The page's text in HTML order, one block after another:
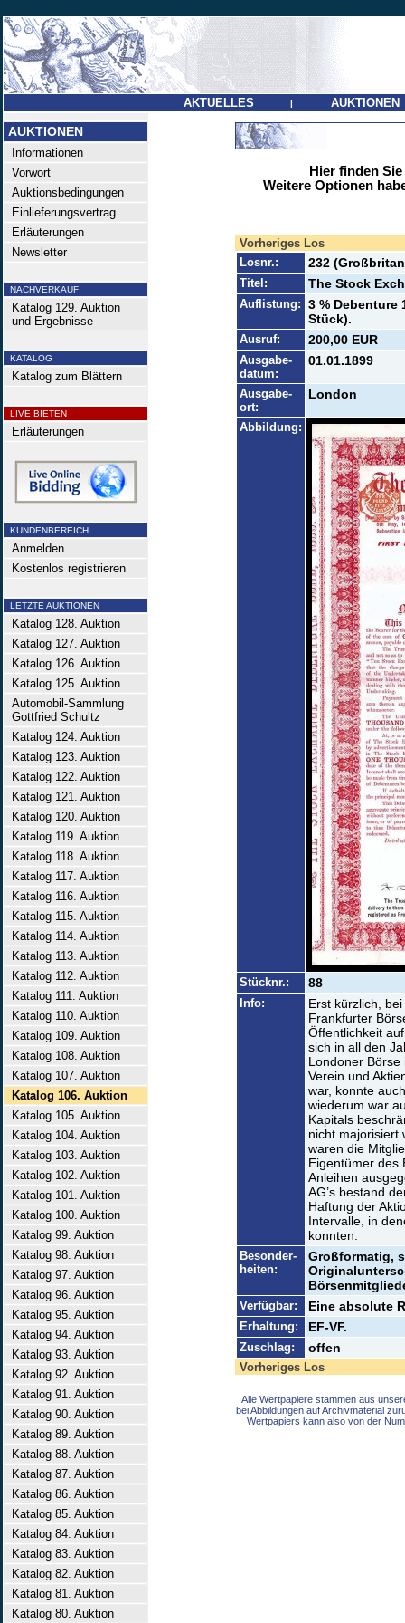
AKTUELLES | AUKTIONEN
AUKTIONEN
Informationen
Vorwort
Auktionsbedingungen
Einlieferungsvertrag
Erläuterungen
Newsletter
NACHVERKAUF
Katalog 129. Auktion
und Ergebnisse
KATALOG
Katalog zum Blättern
LIVE BIETEN
Erläuterungen
KUNDENBEREICH
Anmelden
Kostenlos registrieren
LETZTE AUKTIONEN
Katalog 128. Auktion
Katalog 127. Auktion
Katalog 126. Auktion
Katalog 125. Auktion
Automobil-Sammlung
Gottfried Schultz
Katalog 124. Auktion
Katalog 123. Auktion
Katalog 122. Auktion
Katalog 121. Auktion
Katalog 120. Auktion
Katalog 119. Auktion
Katalog 118. Auktion
Katalog 117. Auktion
Katalog 116. Auktion
Katalog 115. Auktion
Katalog 114. Auktion
Katalog 113. Auktion
Katalog 112. Auktion
Katalog 111. Auktion
Katalog 110. Auktion
Katalog 109. Auktion
Katalog 108. Auktion
Katalog 107. Auktion
Katalog 106. Auktion
Katalog 105. Auktion
Katalog 104. Auktion
Katalog 103. Auktion
Katalog 102. Auktion
Katalog 101. Auktion
Katalog 100. Auktion
Katalog 99. Auktion
Katalog 98. Auktion
Katalog 97. Auktion
Katalog 96. Auktion
Katalog 95. Auktion
Katalog 94. Auktion
Katalog 93. Auktion
Katalog 92. Auktion
Katalog 91. Auktion
Katalog 90. Auktion
Katalog 89. Auktion
Katalog 88. Auktion
Katalog 87. Auktion
Katalog 86. Auktion
Katalog 85. Auktion
Katalog 84. Auktion
Katalog 83. Auktion
Katalog 82. Auktion
Katalog 81. Auktion
Katalog 80. Auktion
Hier finden
Weitere Optionen
Vorheriges Los
Losnr.:
232
Titel: The Stock
Auflistung: 3 % Debenture
Stück).
Ausruf: 200,00 EUR
Ausgabe-
datum:
01.01.1899
Ausgabe-
ort:
London
Abbildung:
Stücknr.: 88
Info:
Erst kürzlich,
Frankfurter
Öffentlichkeit
sich in all den
Londoner Börse
Verein und
war, konnte
wiederum war
Kapitals
nicht majorisiert
waren die
Eigentümer des
Anleihen
AG’s bestand
Haftung der
Intervalle, in
konnten.
Besonder-
heiten:
Großformatig,
Verfügbar: Eine absolute
Erhaltung: EF-VF.
Zuschlag: offen
Vorheriges Los
Alle Wertpapiere stammen aus
bei Abbildungen auf Archivmaterial
Wertpapiers kann also von der